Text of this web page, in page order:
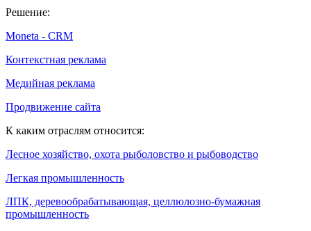
Решение:
Moneta - CRM
Контекстная реклама
Медийная реклама
Продвижение сайта
К каким отраслям относится:
Лесное хозяйство, охота рыболовство и рыбоводство
Легкая промышленность
ЛПК, деревообрабатывающая, целлюлозно-бумажная
промышленность